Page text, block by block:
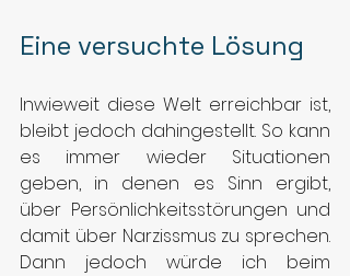
Eine versuchte Lösung
Inwieweit diese Welt erreichbar ist,
bleibt jedoch dahingestellt. So kann
es immer wieder Situationen
geben, in denen es Sinn ergibt,
über Persönlichkeitsstörungen und
damit über Narzissmus zu sprechen.
Dann jedoch würde ich beim